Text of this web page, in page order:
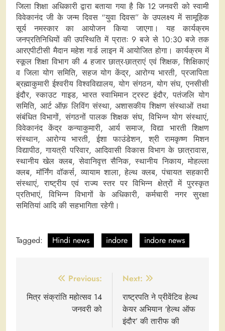
जिला शिक्षा अधिकारी द्वारा बताया गया है कि 12 जनवरी को स्वामी
विवेकानंद जी के जन्म दिवस “युवा दिवस” के उपलक्ष्य में सामूहिक
सूर्य नमस्कार का आयोजन किया जाएगा। यह कार्यक्रम
जनप्रतिनिधियों की उपस्थिति में प्रातः 9 बजे से 10:30 बजे तक
आरएपीटीसी मैदान महेश गार्ड लाइन में आयोजित होगा। कार्यक्रम में
स्कूल शिक्षा विभाग की 4 हजार छात्र-छात्राएं एवं शिक्षक, शिक्षिकाएं
व जिला योग समिति, सहज योग केंद्र, आरोग्य भारती, प्रजापिता
ब्रह्माकुमारी ईश्वरीय विश्वविद्यालय, योग संगठन, योग संघ, एनसीसी
इंदौर, स्काउट गाइड, भारत स्वाभिमान ट्रस्ट इंदौर, पतंजलि योग
समिति, आर्ट ऑफ़ लिविंग संस्था, अशासकीय शिक्षण संस्थाओं तथा
संबंधित विभागों, संगठनों पालक शिक्षक संघ, विभिन्न योग संस्थाएं,
विवेकानंद केंद्र कन्याकुमारी, आर्य समाज, विद्या भारती शिक्षण
संस्थान, आरोग्य भारती, ईशा फाउंडेशन, श्री रामकृष्ण मिशन
विद्यापीठ, गायत्री परिवार, आदिवासी विकास विभाग के छात्रावास,
स्थानीय खेल क्लब, सेवानिवृत्त सैनिक, स्थानीय निकाय, मोहल्ला
क्लब, मॉर्निंग वॉकर्स, व्यायाम शाला, हेल्थ क्लब, पंचायत सहकारी
संस्थाएं, राष्ट्रीय एवं राज्य स्तर पर विभिन्न क्षेत्रों में पुरस्कृत
प्रतिभाएं, विभिन्न विभागों के अधिकारी, कर्मचारी नगर सुरक्षा
समितियां आदि की सहभागिता रहेगी।
Tagged: Hindi news indore indore news
navigation
Previous:
मित्र संक्रांति महोत्सव 14
जनवरी को
Next:
राष्ट्रपति ने प्रीवेंटिव हेल्थ
केयर अभियान ‘हेल्थ ऑफ
इंदौर’ की तारीफ की